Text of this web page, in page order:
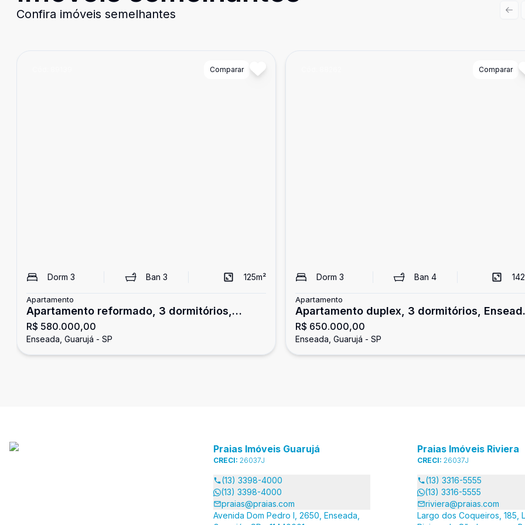
Confira imóveis semelhantes
Comparar
Dorm 3 Ban3 125m²
Apartamento
Apartamento reformado, 3 dormitórios,
Enseada, Guarujá
R$ 580.000,00
Enseada, Guarujá - SP
Comparar
Dorm 3 Ban4 142
Apartamento
Apartamento duplex, 3 dormitórios,
Guarujá
R$ 650.000,00
Enseada, Guarujá - SP
Praias Imóveis Guarujá
CRECI: 26037J
(13) 3398-4000
(13) 3398-4000
praias@praias.com
Avenida Dom Pedro I, 2650, Enseada,
Praias Imóveis Riviera
CRECI: 26037J
(13) 3316-5555
(13) 3316-5555
riviera@praias.com
Largo dos Coqueiros, 185,